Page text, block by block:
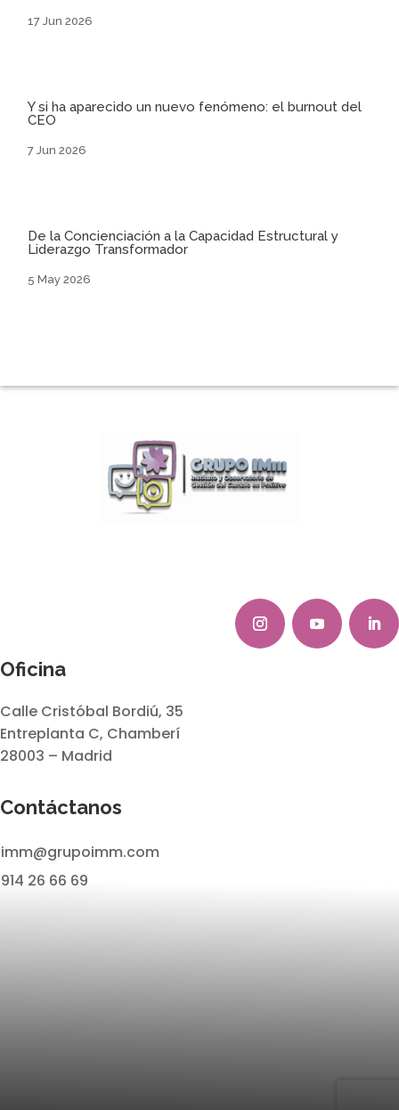
17 Jun 2026
Y si ha aparecido un nuevo fenómeno: el burnout del
CEO
7 Jun 2026
De la Concienciación a la Capacidad Estructural y
Liderazgo Transformador
5 May 2026
Oficina
Calle Cristóbal Bordiú, 35
Entreplanta C, Chamberí
28003 – Madrid
Contáctanos
imm@grupoimm.com
914 26 66 69